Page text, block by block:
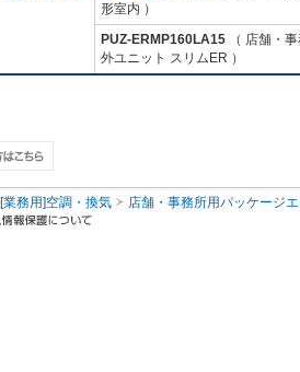
形室内 ）
PUZ-ERMP160LA15 （ 店舗・
外ユニット スリムER ）
[業務用]空調・換気 店舗・事務所用パッケージ